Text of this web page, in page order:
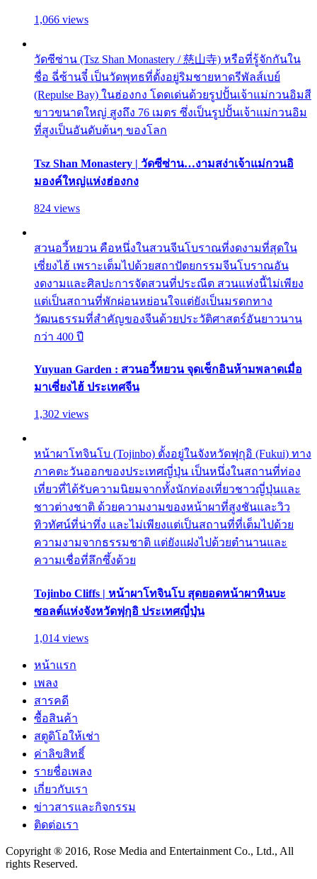
1,066 views
วัดซีซ่าน (Tsz Shan Monastery / 慈山寺) หรือที่รู้จักกันใน
ชื่อ ฉี่ซ้านจี๋ เป็นวัดพุทธที่ตั้งอยู่ริมชายหาดรีพัลส์เบย์
(Repulse Bay) ในฮ่องกง โดดเด่นด้วยรูปปั้นเจ้าแม่กวนอิมสี
ขาวขนาดใหญ่ สูงถึง 76 เมตร ซึ่งเป็นรูปปั้นเจ้าแม่กวนอิม
ที่สูงเป็นอันดับต้นๆ ของโลก
Tsz Shan Monastery | วัดซีซ่าน…งามสง่าเจ้าแม่กวนอิ
มองค์ใหญ่แห่งฮ่องกง
824 views
สวนอวี้หยวน คือหนึ่งในสวนจีนโบราณที่งดงามที่สุดใน
เซี่ยงไฮ้ เพราะเต็มไปด้วยสถาปัตยกรรมจีนโบราณอัน
งดงามและศิลปะการจัดสวนที่ประณีต สวนแห่งนี้ไม่เพียง
แต่เป็นสถานที่พักผ่อนหย่อนใจแต่ยังเป็นมรดกทาง
วัฒนธรรมที่สำคัญของจีนด้วยประวัติศาสตร์อันยาวนาน
กว่า 400 ปี
Yuyuan Garden : สวนอวี้หยวน จุดเช็กอินห้ามพลาดเมื่อ
มาเซี่ยงไฮ้ ประเทศจีน
1,302 views
หน้าผาโทจินโบ (Tojinbo) ตั้งอยู่ในจังหวัดฟุกุอิ (Fukui) ทาง
ภาคตะวันออกของประเทศญี่ปุ่น เป็นหนึ่งในสถานที่ท่อง
เที่ยวที่ได้รับความนิยมจากทั้งนักท่องเที่ยวชาวญี่ปุ่นและ
ชาวต่างชาติ ด้วยความงามของหน้าผาที่สูงชันและวิว
ทิวทัศน์ที่น่าทึ่ง และไม่เพียงแต่เป็นสถานที่ที่เต็มไปด้วย
ความงามจากธรรมชาติ แต่ยังแฝงไปด้วยตำนานและ
ความเชื่อที่ลึกซึ้งด้วย
Tojinbo Cliffs | หน้าผาโทจินโบ สุดยอดหน้าผาหินบะ
ซอลต์แห่งจังหวัดฟุกุอิ ประเทศญี่ปุ่น
1,014 views
หน้าแรก
เพลง
สารคดี
ซื้อสินค้า
สตูดิโอให้เช่า
ค่าลิขสิทธิ์
รายชื่อเพลง
เกี่ยวกับเรา
ข่าวสารและกิจกรรม
ติดต่อเรา
Copyright ® 2016, Rose Media and Entertainment Co., Ltd., All
rights Reserved.